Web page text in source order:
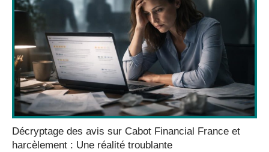
Décryptage des avis sur Cabot Financial France et
harcèlement : Une réalité troublante